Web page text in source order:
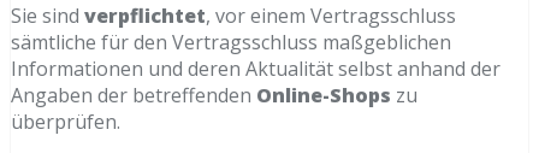
Sie sind verpflichtet, vor einem Vertragsschluss
sämtliche für den Vertragsschluss maßgeblichen
Informationen und deren Aktualität selbst anhand der
Angaben der betreffenden Online-Shops zu
überprüfen.